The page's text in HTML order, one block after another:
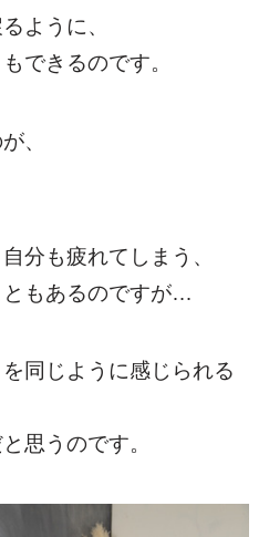
ように、
できるのです。
、
分も疲れてしまう、
もあるのですが…
同じように感じられる
思うのです。